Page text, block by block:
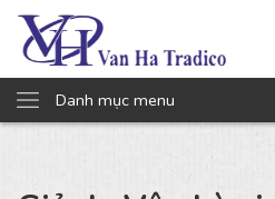
Danh mục menu